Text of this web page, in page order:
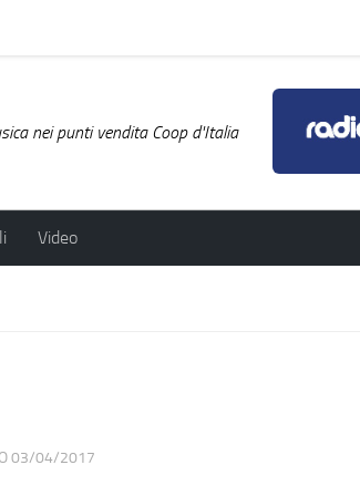
nei punti vendita Coop d'Italia
Video
03/04/2017